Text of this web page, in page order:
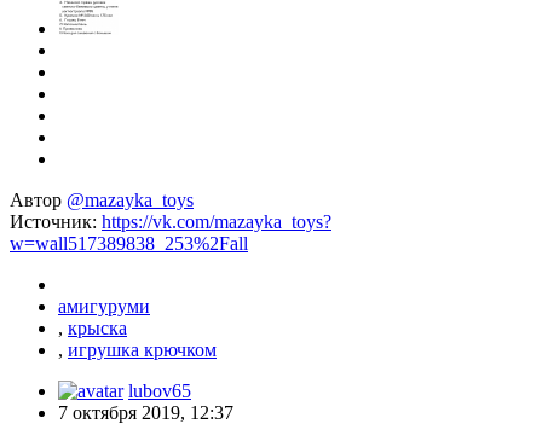
Автор @mazayka_toys
Источник: https://vk.com/mazayka_toys?
w=wall517389838_253%2Fall
амигуруми
, крыска
, игрушка крючком
lubov65
7 октября 2019, 12:37